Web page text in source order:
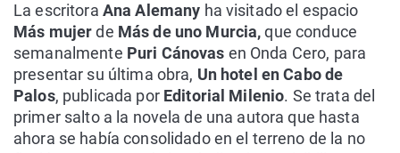
La escritora Ana Alemany ha visitado el espacio
Más mujerde Más de uno Murcia,que conduce
semanalmente Puri Cánovas en Onda Cero, para
presentar su última obra, Un hotel en Cabo de
Palos, publicada por Editorial Milenio. Se trata del
primer salto a la novela de una autora que hasta
ahora se había consolidado en el terreno de la no